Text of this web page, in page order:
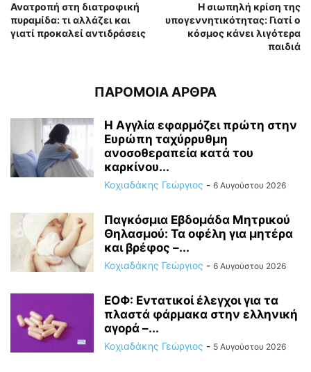
Ανατροπή στη διατροφική
πυραμίδα: τι αλλάζει και
γιατί προκαλεί αντιδράσεις
Η σιωπηλή κρίση της
υπογεννητικότητας: Γιατί ο
κόσμος κάνει λιγότερα
παιδιά
ΠΑΡΟΜΟΙΑ ΑΡΘΡΑ
Η Αγγλία εφαρμόζει πρώτη στην
Ευρώπη ταχύρρυθμη
ανοσοθεραπεία κατά του
καρκίνου...
Κοχιαδάκης Γεώργιος - 6 Αυγούστου 2026
Παγκόσμια Εβδομάδα Μητρικού
Θηλασμού: Τα οφέλη για μητέρα
και βρέφος –...
Κοχιαδάκης Γεώργιος - 6 Αυγούστου 2026
ΕΟΦ: Εντατικοί έλεγχοι για τα
πλαστά φάρμακα στην ελληνική
αγορά –...
Κοχιαδάκης Γεώργιος - 5 Αυγούστου 2026